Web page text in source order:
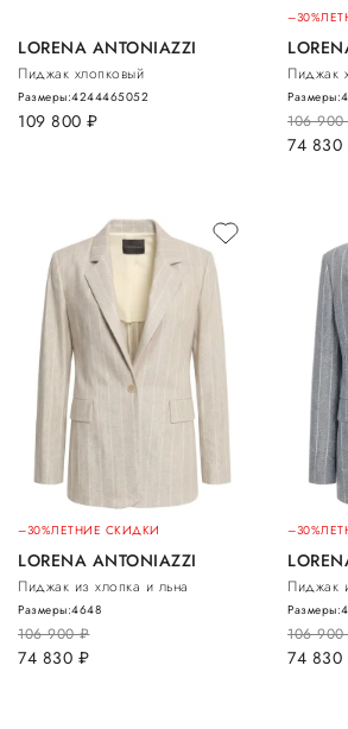
LORENA ANTONIAZZI
Пиджак хлопковый
109 800 руб.
Размеры:4244465052
–30%
Пиджак
106 900
74 830
Размеры:
–30%ЛЕТНИЕ СКИДКИ
LORENA ANTONIAZZI
Пиджак из хлопка и льна
106 900руб.
74 830 руб.
Размеры:4648
–30%
Пиджак
106 900
74 830
Размеры: